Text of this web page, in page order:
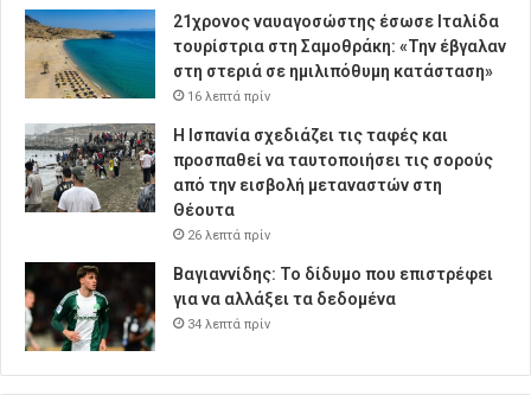
21χρονος ναυαγοσώστης έσωσε Ιταλίδα
τουρίστρια στη Σαμοθράκη: «Την έβγαλαν
στη στεριά σε ημιλιπόθυμη κατάσταση»
16 λεπτά πρίν
Η Ισπανία σχεδιάζει τις ταφές και
προσπαθεί να ταυτοποιήσει τις σορούς
από την εισβολή μεταναστών στη
Θέουτα
26 λεπτά πρίν
Βαγιαννίδης: Το δίδυμο που επιστρέφει
για να αλλάξει τα δεδομένα
34 λεπτά πρίν